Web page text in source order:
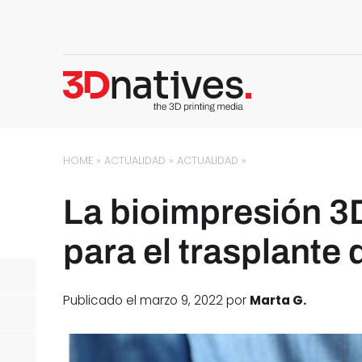
HOME »ACTUALIDAD »ACTUALIDAD »
La bioimpresión
para el trasplante
Publicado el marzo 9, 2022 por Marta G.